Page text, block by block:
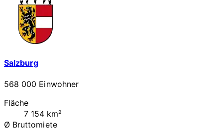
Salzburg
568 000 Einwohner
Fläche
7 154 km²
Ø Bruttomiete